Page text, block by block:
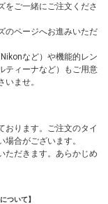
をご一緒にご注文くださ
のページへお進みいただ
など）や機能的レン
ティーナなど）もご用意
ませ。
おります。ご注文のタイ
合がございます。
ただきます。あらかじめ
ついて】